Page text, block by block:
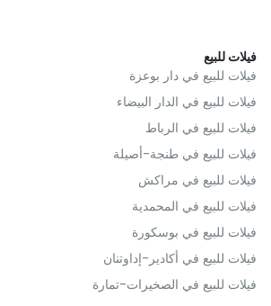
العقارات للبيع في الرحامنة
العقارات للبيع في تارودانت
العقارات للبيع في إنزكان-آيت ملول
العقارات للبيع في undefined
العقارات للبيع في الخميسات
العقارات للبيع في الحسيمة
العقارات للبيع في سطات
العقارات للبيع في تنغير
العقارات للبيع في تطوان
العقارات للبيع في أزيلال
شقق للبيع في فاس
شقق للبيع في بنسليمان
شقق للبيع في مولاي يعقوب
شقق للبيع في سلا
شقق للبيع في صفرو
شقق للبيع في برشيد
شقق للبيع في مديونة
شقق للبيع في مكناس
شقق للبيع في الرحامنة
فيلات للبيع
فيلات للبيع في دار بوعزة
فيلات للبيع في الدار البيضاء
فيلات للبيع في الرباط
فيلات للبيع في طنجة-أصيلة
فيلات للبيع في مراكش
فيلات للبيع في المحمدية
فيلات للبيع في بوسكورة
فيلات للبيع في أكادير-إداوتنان
فيلات للبيع في الصخيرات-تمارة